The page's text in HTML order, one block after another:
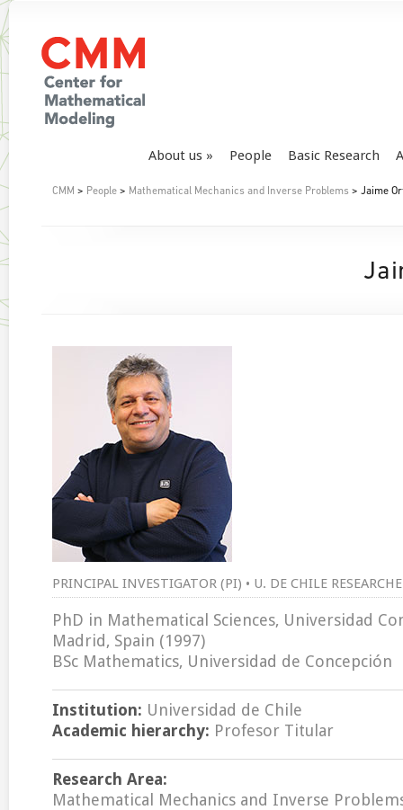
About us People Basic Research
CMM > People > Mathematical Mechanics and Inverse Problems > Jaime
PRINCIPAL INVESTIGATOR (PI) • U. DE CHILE
PhD in Mathematical Sciences, Universidad
Madrid, Spain (1997)
BSc Mathematics, Universidad de Concepción
Institution: Universidad de Chile
Academic hierarchy: Profesor Titular
Research Area:
Mathematical Mechanics and Inverse